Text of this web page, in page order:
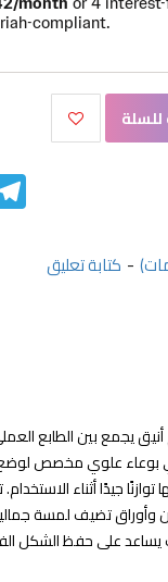
- كتابة تعليق
يجمع بين الطابع
بوعاء علوي مخصص
جيدًا أثناء
تضيف لمسة
على حفظ الشكل